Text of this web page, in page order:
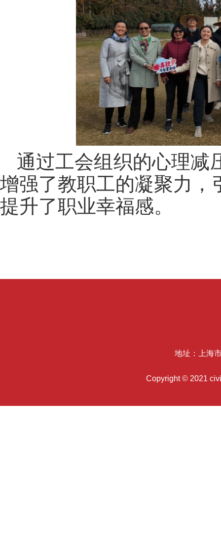
通过工会组织的心理减
增强了教职工的凝聚力，
提升了职业幸福感。
地址：上海
Copyright © 2021